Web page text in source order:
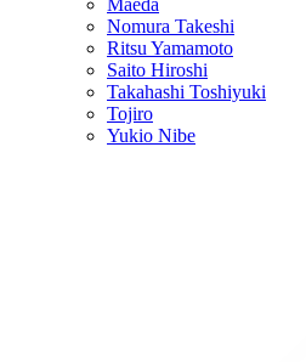
Nomura Takeshi
Ritsu Yamamoto
Saito Hiroshi
Takahashi Toshiyuki
Tojiro
Yukio Nibe